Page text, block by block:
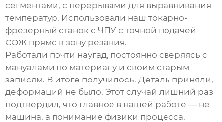
сегментами, с перерывами для выравнивания
температур. Использовали наштокарно-
фрезерный станок с ЧПУ с точной подачей
СОЖ прямо в зону резания.
Работали почти наугад, постоянно сверяясь с
мануалами по материалу и своим старым
записям. В итоге получилось. Деталь приняли,
деформаций не было. Этот случай лишний раз
подтвердил, что главное в нашей работе — не
машина, а понимание физики процесса.